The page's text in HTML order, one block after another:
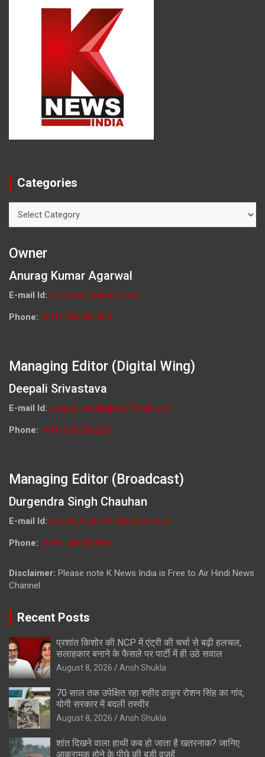
Categories
Owner
Anurag Kumar Agarwal
E-mail Id: ceo.knews@gmail.com
Phone: (+91) 7800009900
Managing Editor (Digital Wing)
Deepali Srivastava
E-mail Id: deepali_media@rediffmail.com
Phone: (+91) 9026692259
Managing Editor (Broadcast)
Durgendra Singh Chauhan
E-mail Id: durgendrachauhan@gmail.com
Phone: (+91) 7800009813
Disclaimer: Please note K News India is Free to Air Hindi News
Channel
Recent Posts
प्रशांत किशोर की NCP में एंट्री की चर्चा से बढ़ी हलचल,
सलाहकार बनाने के फैसले पर पार्टी में ही उठे सवाल
August 8, 2026 Ansh Shukla
70 साल तक उपेक्षित रहा शहीद ठाकुर रोशन सिंह का गांव,
योगी सरकार में बदली तस्वीर
August 8, 2026 Ansh Shukla
शांत दिखने वाला हाथी कब हो जाता है खतरनाक? जानिए
आक्रामक होने के पीछे की बड़ी वजहें